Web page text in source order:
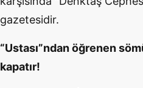
gazetesidir.
“Ustası”ndan öğrenen
kapatır!